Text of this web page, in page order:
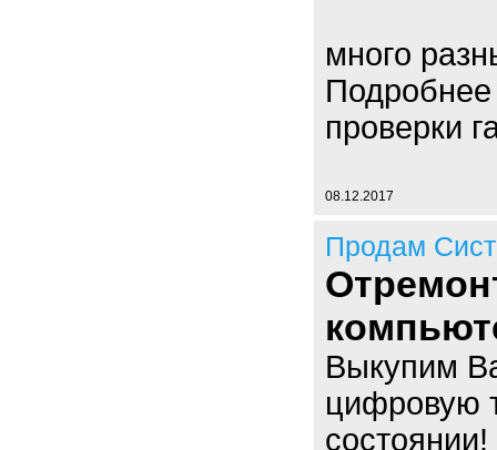
много
проверки
08.12.2017
Продам
Выкупим
цифровую